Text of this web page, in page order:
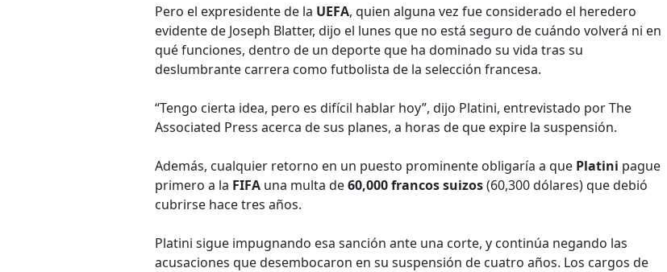
Pero el expresidente de la UEFA, quien alguna vez fue considerado el heredero
evidente de Joseph Blatter, dijo el lunes que no está seguro de cuándo volverá ni en
qué funciones, dentro de un deporte que ha dominado su vida tras su
deslumbrante carrera como futbolista de la selección francesa.
“Tengo cierta idea, pero es difícil hablar hoy”, dijo Platini, entrevistado por The
Associated Press acerca de sus planes, a horas de que expire la suspensión.
Además, cualquier retorno en un puesto prominente obligaría a que Platini pague
primero a la FIFA una multa de60,000 francos suizos(60,300 dólares) que debió
cubrirse hace tres años.
Platini sigue impugnando esa sanción ante una corte, y continúa negando las
acusaciones que desembocaron en su suspensión de cuatro años. Los cargos de